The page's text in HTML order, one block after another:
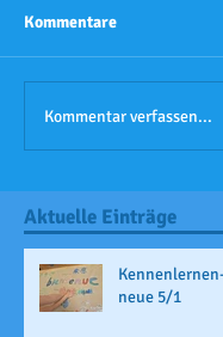
Kommentare
Kommentar verfassen...
Aktuelle Einträge
neue 5/1